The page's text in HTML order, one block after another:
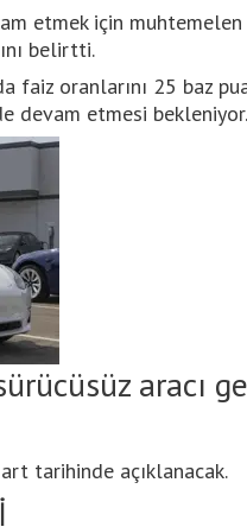
etmek için
belirtti.
faiz oranlarını 25 baz
devam etmesi bekleniyor.
aracı
tarihinde açıklanacak.